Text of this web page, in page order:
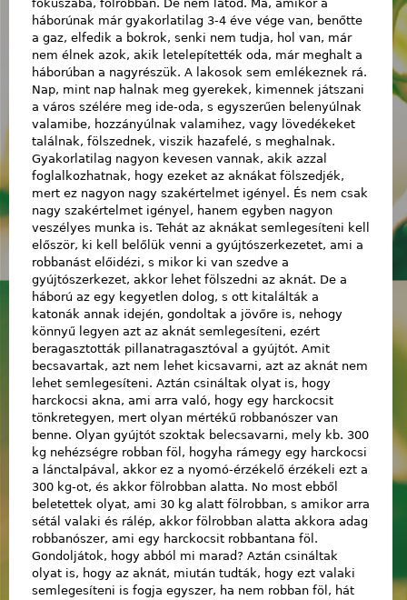
fókuszába, fölrobban. De nem látod. Ma, amikor a
háborúnak már gyakorlatilag 3-4 éve vége van, benőtte
a gaz, elfedik a bokrok, senki nem tudja, hol van, már
nem élnek azok, akik letelepítették oda, már meghalt a
háborúban a nagyrészük. A lakosok sem emlékeznek rá.
Nap, mint nap halnak meg gyerekek, kimennek játszani
a város szélére meg ide-oda, s egyszerűen belenyúlnak
valamibe, hozzányúlnak valamihez, vagy lövedékeket
találnak, fölszednek, viszik hazafelé, s meghalnak.
Gyakorlatilag nagyon kevesen vannak, akik azzal
foglalkozhatnak, hogy ezeket az aknákat fölszedjék,
mert ez nagyon nagy szakértelmet igényel. És nem csak
nagy szakértelmet igényel, hanem egyben nagyon
veszélyes munka is. Tehát az aknákat semlegesíteni kell
először, ki kell belőlük venni a gyújtószerkezetet, ami a
robbanást előidézi, s mikor ki van szedve a
gyújtószerkezet, akkor lehet fölszedni az aknát. De a
háború az egy kegyetlen dolog, s ott kitalálták a
katonák annak idején, gondoltak a jövőre is, nehogy
könnyű legyen azt az aknát semlegesíteni, ezért
beragasztották pillanatragasztóval a gyújtót. Amit
becsavartak, azt nem lehet kicsavarni, azt az aknát nem
lehet semlegesíteni. Aztán csináltak olyat is, hogy
harckocsi akna, ami arra való, hogy egy harckocsit
tönkretegyen, mert olyan mértékű robbanószer van
benne. Olyan gyújtót szoktak belecsavarni, mely kb. 300
kg nehézségre robban föl, hogyha rámegy egy harckocsi
a lánctalpával, akkor ez a nyomó-érzékelő érzékeli ezt a
300 kg-ot, és akkor fölrobban alatta. No most ebből
beletettek olyat, ami 30 kg alatt fölrobban, s amikor arra
sétál valaki és rálép, akkor fölrobban alatta akkora adag
robbanószer, ami egy harckocsit robbantana föl.
Gondoljátok, hogy abból mi marad? Aztán csináltak
olyat is, hogy az aknát, miután tudták, hogy ezt valaki
semlegesíteni is fogja egyszer, ha nem robban föl, hát